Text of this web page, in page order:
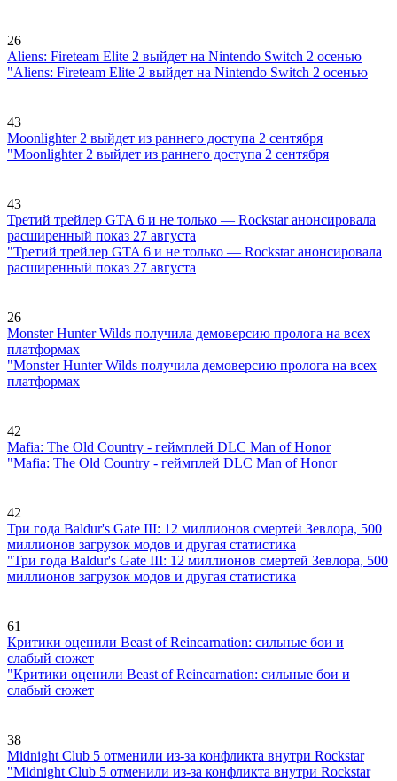
26
Aliens: Fireteam Elite 2 выйдет на Nintendo Switch 2 осенью
"Aliens: Fireteam Elite 2 выйдет на Nintendo Switch 2 осенью
43
Moonlighter 2 выйдет из раннего доступа 2 сентября
"Moonlighter 2 выйдет из раннего доступа 2 сентября
43
Третий трейлер GTA 6 и не только — Rockstar анонсировала
расширенный показ 27 августа
"Третий трейлер GTA 6 и не только — Rockstar анонсировала
расширенный показ 27 августа
26
Monster Hunter Wilds получила демоверсию пролога на всех
платформах
"Monster Hunter Wilds получила демоверсию пролога на всех
платформах
42
Mafia: The Old Country - геймплей DLC Man of Honor
"Mafia: The Old Country - геймплей DLC Man of Honor
42
Три года Baldur's Gate III: 12 миллионов смертей Зевлора, 500
миллионов загрузок модов и другая статистика
"Три года Baldur's Gate III: 12 миллионов смертей Зевлора, 500
миллионов загрузок модов и другая статистика
61
Критики оценили Beast of Reincarnation: сильные бои и
слабый сюжет
"Критики оценили Beast of Reincarnation: сильные бои и
слабый сюжет
38
Midnight Club 5 отменили из-за конфликта внутри Rockstar
"Midnight Club 5 отменили из-за конфликта внутри Rockstar